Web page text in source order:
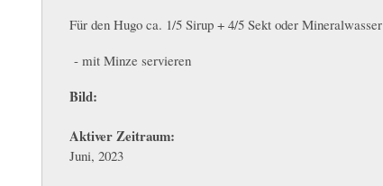
Für den Hugo ca. 1/5 Sirup + 4/5 Sekt oder Mineralwasser
- mit Minze servieren
Bild:
Aktiver Zeitraum:
Juni, 2023